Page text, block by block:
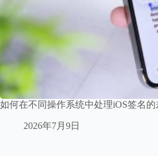
如何在不同操作系统中处理iOS签名的
2026年7月9日